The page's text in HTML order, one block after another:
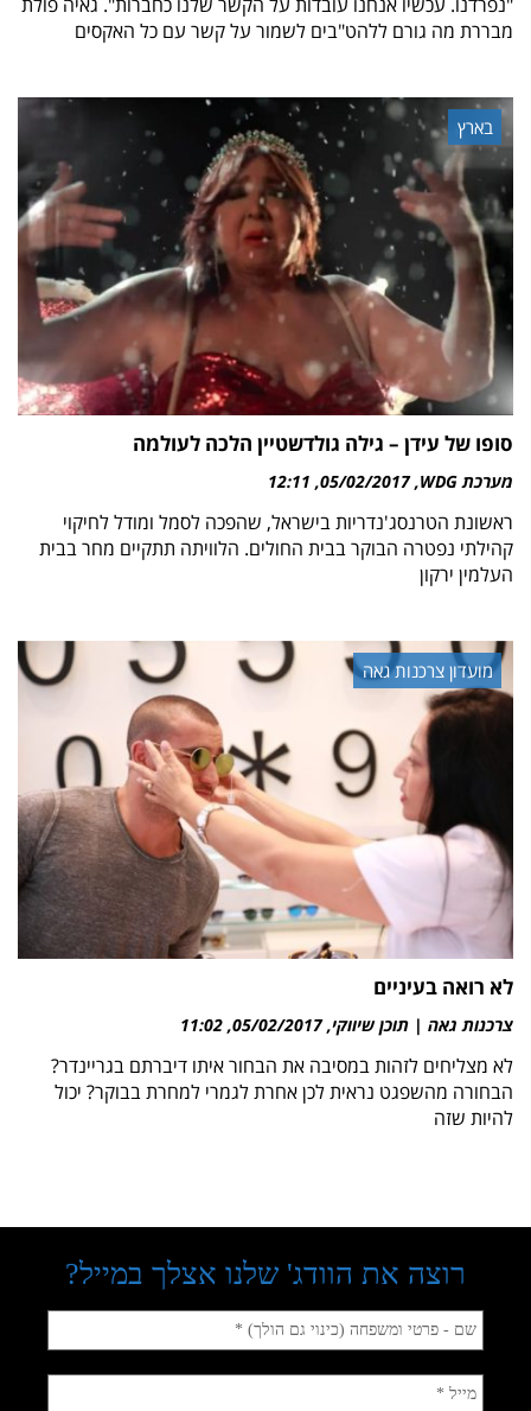
מבררת מה גורם ללהט"בים לשמור על קשר עם כל האקסים
בארץ
סופו של עידן – גילה גולדשטיין הלכה לעולמה
מערכת WDG 05/02/2017
12:11
ראשונת הטרנסג'נדריות בישראל, שהפכה לסמל ומודל לחיקוי
קהילתי נפטרה הבוקר בבית החולים. הלוויתה תתקיים מחר בבית
העלמין ירקון
מועדון צרכנות גאה
לא רואה בעיניים
צרכנות גאה | תוכן שיווקי 05/02/2017
11:02
לא מצליחים לזהות במסיבה את הבחור איתו דיברתם בגריינדר?
הבחורה מהשפגט נראית לכן אחרת לגמרי למחרת בבוקר? יכול
להיות שזה